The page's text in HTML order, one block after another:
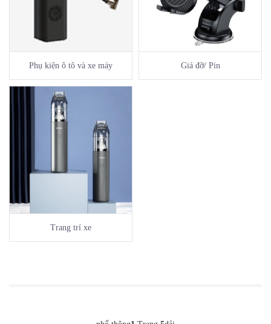
Phụ kiện ô tô và xe máy Giá đỡ/ Pin
Trang trí xe